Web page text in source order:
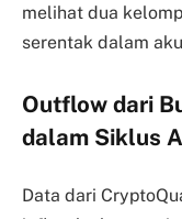
melihat dua
serentak dalam
Outflow dari
dalam Siklus
Data dari